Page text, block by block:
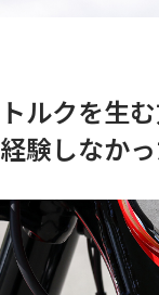
ルクを生
験しなか